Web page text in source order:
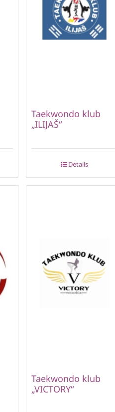
Taekwondo klub
„ILIJAŠ“
Details
Taekwondo klub
„VICTORY“